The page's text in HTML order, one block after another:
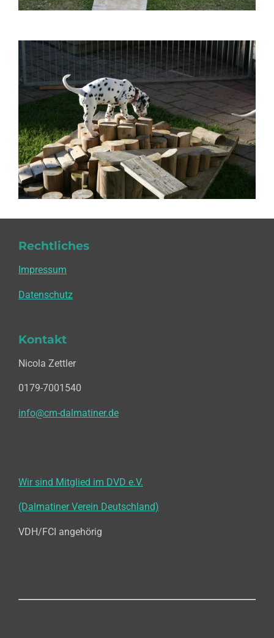
Rechtliches
Impressum
Datenschutz
Kontakt
Nicola Zettler
0179-7001540
info@cm-dalmatiner.de
Wir sind Mitglied im DVD e.V.
(Dalmatiner Verein Deutschland)
VDH/FCI angehörig